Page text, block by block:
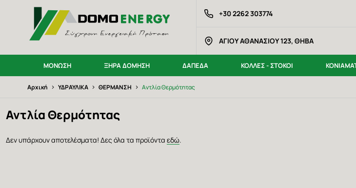
Παράκαμψη
περιεχόμενο
DOMO ENERGY Logo +30 2262 303774
ΑΓΙΟΥ ΑΘΑΝΑΣΙΟΥ 123, ΘΗΒΑ
ΜΟΝΩΣΗ ΞΗΡΑ ΔΟΜΗΣΗ ΔΑΠΕΔΑ ΚΟΛΛΕΣ - ΣΤΟΚΟΙ
Breadcrumb
Αρχική › ΥΔΡΑΥΛΙΚΑ › ΘΕΡΜΑΝΣΗ › Αντλία Θερμότητας
Αντλία Θερμότητας
Δεν υπάρχουν αποτελέσματα! Δες όλα τα προϊόντα εδώ.